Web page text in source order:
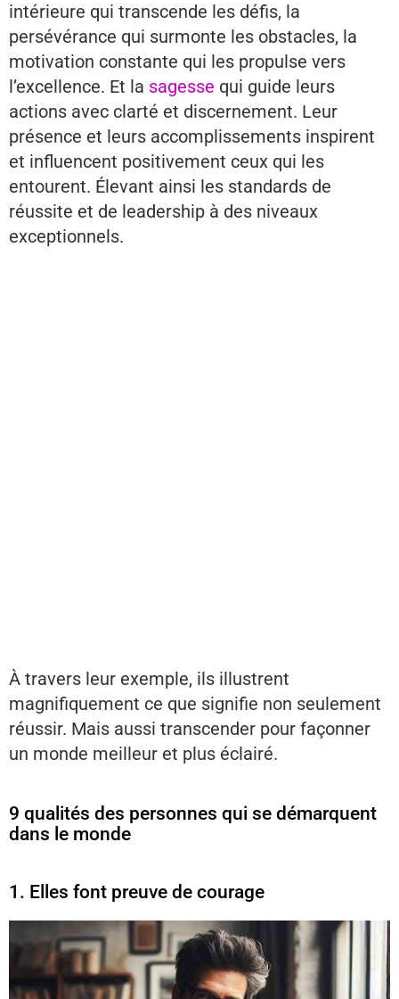
intérieure qui transcende les défis, la
persévérance qui surmonte les obstacles, la
motivation constante qui les propulse vers
l’excellence. Et la sagesse qui guide leurs
actions avec clarté et discernement. Leur
présence et leurs accomplissements inspirent
et influencent positivement ceux qui les
entourent. Élevant ainsi les standards de
réussite et de leadership à des niveaux
exceptionnels.
À travers leur exemple, ils illustrent
magnifiquement ce que signifie non seulement
réussir. Mais aussi transcender pour façonner
un monde meilleur et plus éclairé.
9 qualités des personnes qui se démarquent
dans le monde
1. Elles font preuve de courage